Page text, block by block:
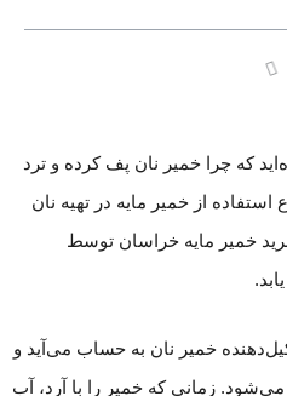
که چرا خمیر نان پف کرده و ترد
از خمیر مایه در تهیه نان
خمیر مایه خراسان توسط
خمیر نان به حساب می‌آید و
زمانی که خمیر را با آرد، آب